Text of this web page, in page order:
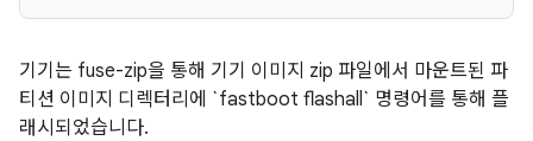
기기는 fuse-zip을 통해 기기 이미지 zip 파일에서 마운트된 파
티션 이미지 디렉터리에 `fastboot flashall` 명령어를 통해 플
래시되었습니다.